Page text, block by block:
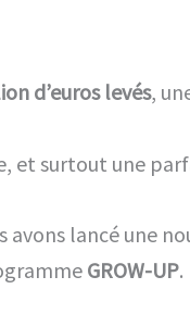
d’euros levés,
et surtout une
avons lancé une
GROW-UP.